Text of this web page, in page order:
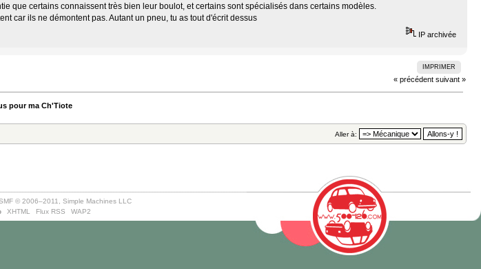
que certains connaissent très bien leur boulot, et certains sont spécialisés dans certains modèles.
car ils ne démontent pas. Autant un pneu, tu as tout d'écrit dessus
IP archivée
IMPRIMER
« précédent suivant »
pour ma Ch'Tiote
Aller à:
© 2006–2011, Simple Machines LLC
XHTML Flux RSS WAP2